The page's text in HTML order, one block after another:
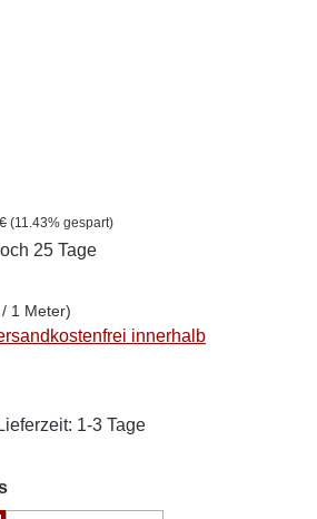
Preis:
(11.43% gespart)
25 Tage
1 Meter)
innerhalb
1-3 Tage
auswählen